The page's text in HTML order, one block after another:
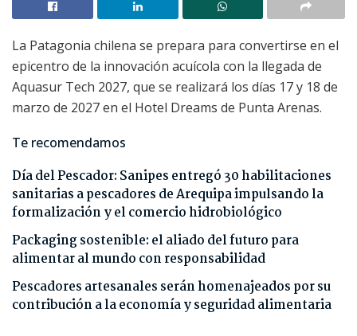
La Patagonia chilena se prepara para convertirse en el
epicentro de la innovación acuícola con la llegada de
Aquasur Tech 2027, que se realizará los días 17 y 18 de
marzo de 2027 en el Hotel Dreams de Punta Arenas.
Te recomendamos
Día del Pescador: Sanipes entregó 30 habilitaciones
sanitarias a pescadores de Arequipa impulsando la
formalización y el comercio hidrobiológico
Packaging sostenible: el aliado del futuro para
alimentar al mundo con responsabilidad
Pescadores artesanales serán homenajeados por su
contribución a la economía y seguridad alimentaria